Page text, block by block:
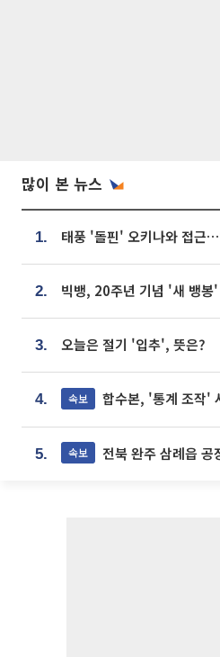
많이 본 뉴스
1.
2.
3. 오늘은 절기 '입추', 뜻은?
4. 속보 합수본, '통계 조작' 서울·경기
5. 속보 전북 완주 삼례읍 공